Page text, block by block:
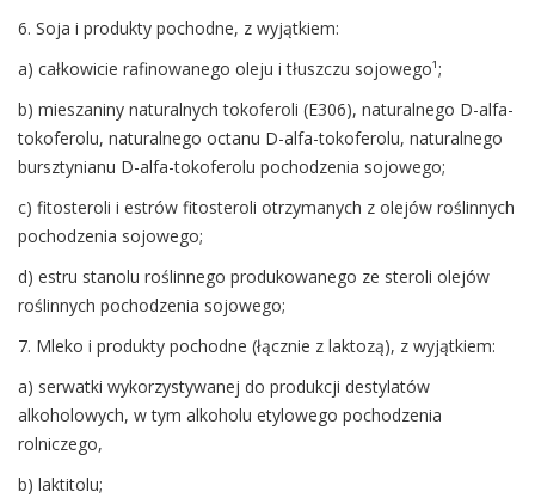
6. Soja i produkty pochodne, z wyjątkiem:
a) całkowicie rafinowanego oleju i tłuszczu sojowego¹;
b) mieszaniny naturalnych tokoferoli (E306), naturalnego D-alfa-
tokoferolu, naturalnego octanu D-alfa-tokoferolu, naturalnego
bursztynianu D-alfa-tokoferolu pochodzenia sojowego;
c) fitosteroli i estrów fitosteroli otrzymanych z olejów roślinnych
pochodzenia sojowego;
d) estru stanolu roślinnego produkowanego ze steroli olejów
roślinnych pochodzenia sojowego;
7. Mleko i produkty pochodne (łącznie z laktozą), z wyjątkiem:
a) serwatki wykorzystywanej do produkcji destylatów
alkoholowych, w tym alkoholu etylowego pochodzenia
rolniczego,
b) laktitolu;